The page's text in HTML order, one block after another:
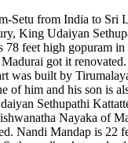
Setu from India to Sri
King Udaiyan
78 feet high gopuram in
got it
was built by
of him and his son is
Sethupathi
Nayaka of
Nandi Mandap is 22